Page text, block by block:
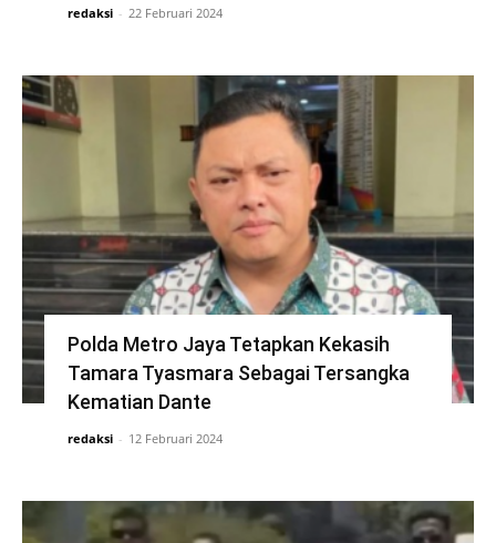
redaksi - 22 Februari 2024
Polda Metro Jaya Tetapkan Kekasih
Tamara Tyasmara Sebagai Tersangka
Kematian Dante
redaksi - 12 Februari 2024